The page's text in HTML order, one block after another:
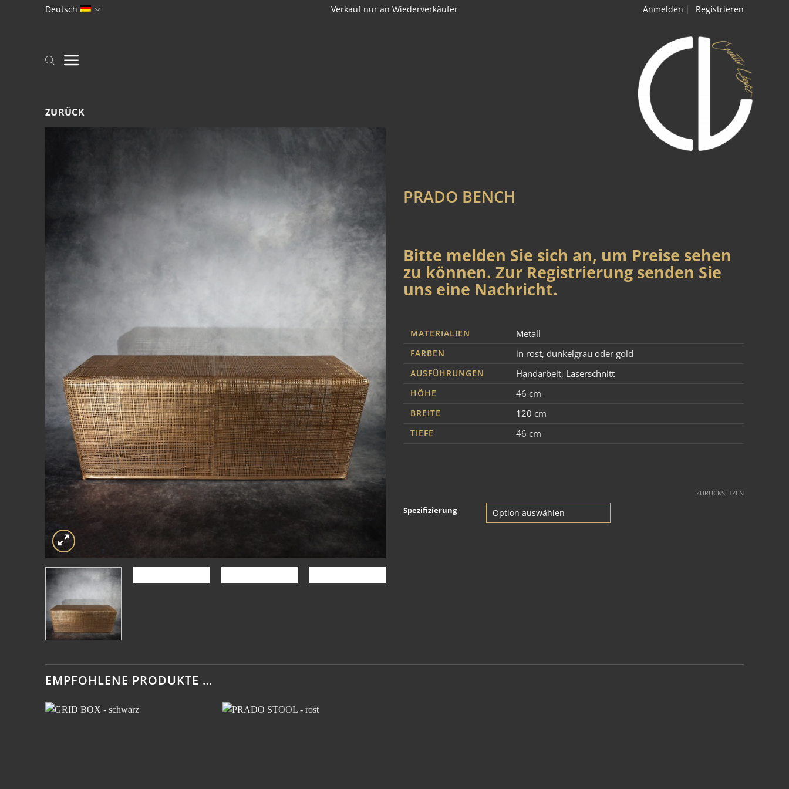
Deutsch Verkauf nur an Wiederverkäufer Anmelden Registrieren
ZURÜCK
PRADO BENCH
Bitte melden Sie sich an, um Preise sehen
zu können. Zur Registrierung senden Sie
uns eine Nachricht.
MATERIALIEN Metall
FARBEN in rost, dunkelgrau oder gold
AUSFÜHRUNGEN Handarbeit, Laserschnitt
HÖHE 46 cm
BREITE 120 cm
TIEFE 46 cm
Spezifizierung
ZURÜCKSETZEN
EMPFOHLENE PRODUKTE …